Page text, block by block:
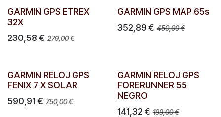
GARMIN GPS ETREX
32X
230,58 € 279,00€
GARMIN GPS MAP 65s
352,89 € 450,00€
GARMIN RELOJ GPS
FENIX 7 X SOLAR
590,91 € 750,00€
GARMIN RELOJ GPS
FORERUNNER 55
NEGRO
141,32 € 199,00€